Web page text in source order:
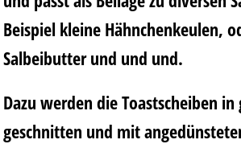
Beispiel kleine Hähnchenkeulen,
Salbeibutter und und und.
Dazu werden die Toastscheiben
geschnitten und mit